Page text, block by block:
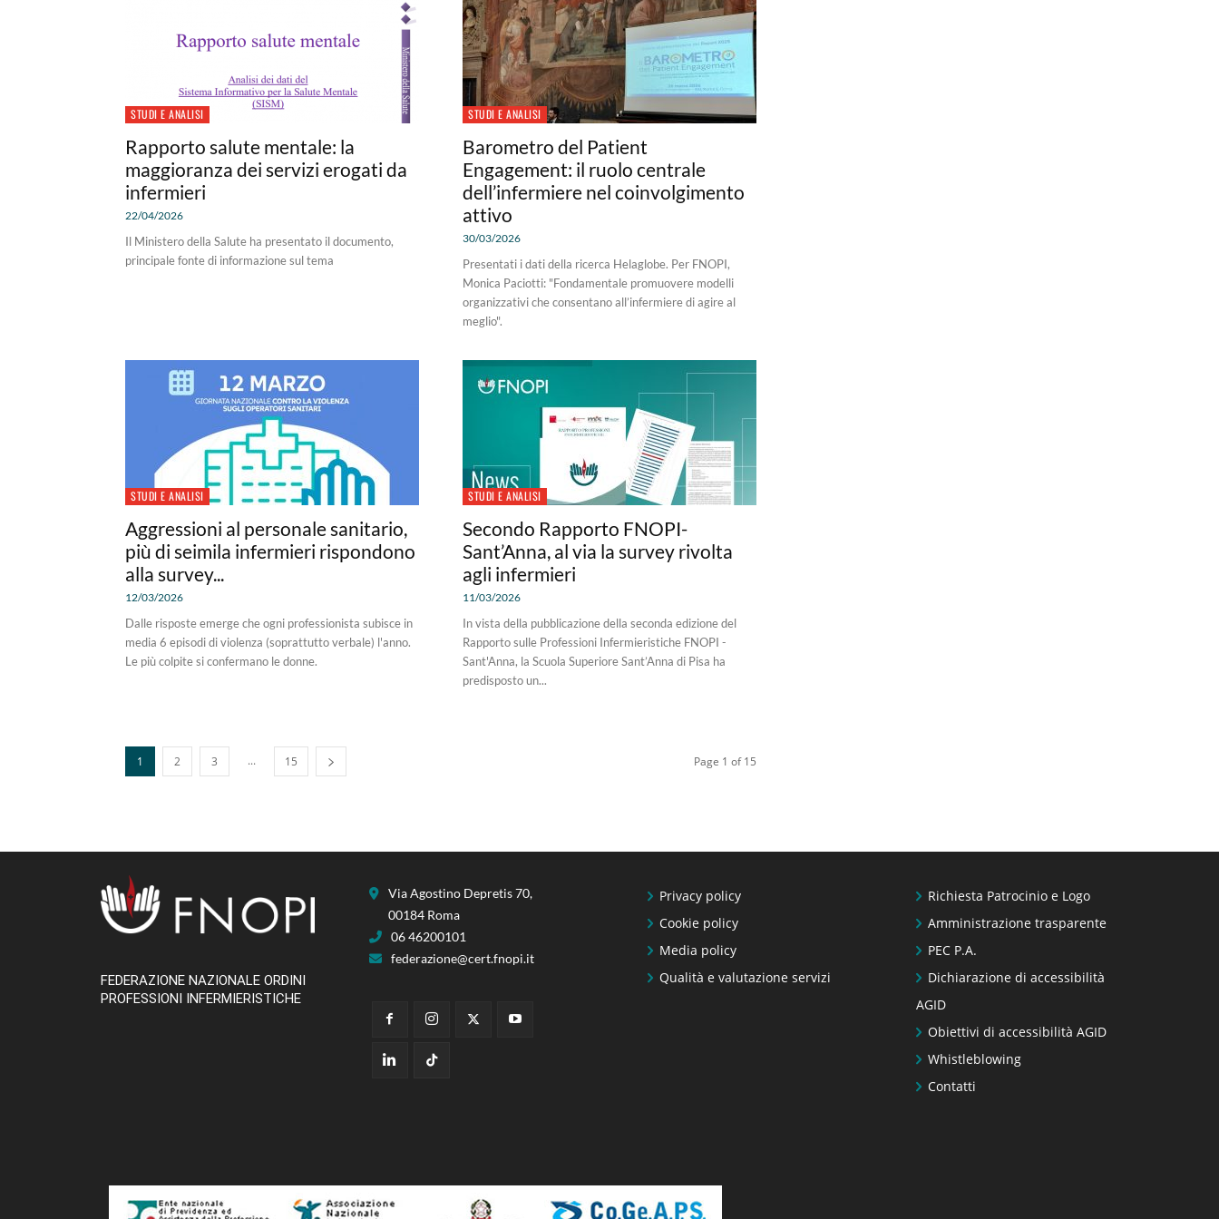
STUDI E ANALISI
Rapporto salute mentale: la
maggioranza dei servizi erogati da
infermieri
22/04/2026
Il Ministero della Salute ha presentato il documento,
principale fonte di informazione sul tema
STUDI E ANALISI
Barometro del Patient
Engagement: il ruolo centrale
dell’infermiere nel coinvolgimento
attivo
30/03/2026
Presentati i dati della ricerca Helaglobe. Per FNOPI,
Monica Paciotti: "Fondamentale promuovere modelli
organizzativi che consentano all’infermiere di agire al
meglio".
STUDI E ANALISI
Aggressioni al personale sanitario,
più di seimila infermieri rispondono
alla survey...
12/03/2026
Dalle risposte emerge che ogni professionista subisce in
media 6 episodi di violenza (soprattutto verbale) l'anno.
Le più colpite si confermano le donne.
STUDI E ANALISI
Secondo Rapporto FNOPI-
Sant’Anna, al via la survey rivolta
agli infermieri
11/03/2026
In vista della pubblicazione della seconda edizione del
Rapporto sulle Professioni Infermieristiche FNOPI -
Sant'Anna, la Scuola Superiore Sant’Anna di Pisa ha
predisposto un...
1 2 3 ... 15 Page 1 of 15
FEDERAZIONE NAZIONALE ORDINI
PROFESSIONI INFERMIERISTICHE
Via Agostino Depretis 70,
00184 Roma
06 46200101
federazione@cert.fnopi.it
Privacy policy
Cookie policy
Media policy
Qualità e valutazione servizi
Richiesta Patrocinio e Logo
Amministrazione trasparente
PEC P.A.
Dichiarazione di accessibilità
AGID
Obiettivi di accessibilità AGID
Whistleblowing
Contatti